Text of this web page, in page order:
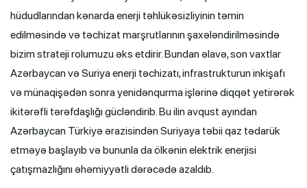
hüdudlarından kənarda enerji təhlükəsizliyinin təmin
edilməsində və təchizat marşrutlarının şaxələndirilməsində
bizim strateji rolumuzu əks etdirir. Bundan əlavə, son vaxtlar
Azərbaycan və Suriya enerji təchizatı, infrastrukturun inkişafı
və münaqişədən sonra yenidənqurma işlərinə diqqət yetirərək
ikitərəfli tərəfdaşlığı gücləndirib. Bu ilin avqust ayından
Azərbaycan Türkiyə ərazisindən Suriyaya təbii qaz tədarük
etməyə başlayıb və bununla da ölkənin elektrik enerjisi
çatışmazlığını əhəmiyyətli dərəcədə azaldıb.